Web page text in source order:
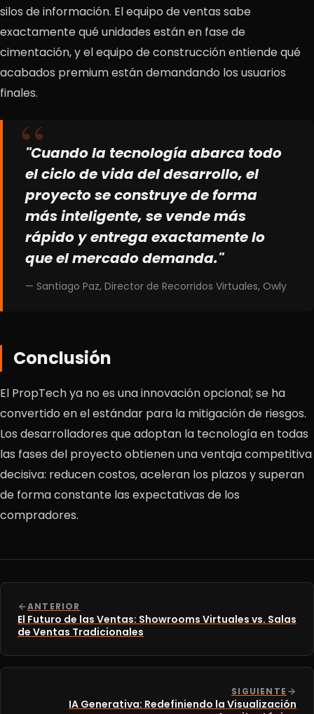
silos de información. El equipo de ventas sabe
exactamente qué unidades están en fase de
cimentación, y el equipo de construcción entiende qué
acabados premium están demandando los usuarios
finales.
"Cuando la tecnología abarca todo
el ciclo de vida del desarrollo, el
proyecto se construye de forma
más inteligente, se vende más
rápido y entrega exactamente lo
que el mercado demanda."
— Santiago Paz, Director de Recorridos Virtuales, Owly
Conclusión
El PropTech ya no es una innovación opcional; se ha
convertido en el estándar para la mitigación de riesgos.
Los desarrolladores que adoptan la tecnología en todas
las fases del proyecto obtienen una ventaja competitiva
decisiva: reducen costos, aceleran los plazos y superan
de forma constante las expectativas de los
compradores.
ANTERIOR
El Futuro de las Ventas: Showrooms Virtuales vs. Salas
de Ventas Tradicionales
SIGUIENTE
IA Generativa: Redefiniendo la Visualización